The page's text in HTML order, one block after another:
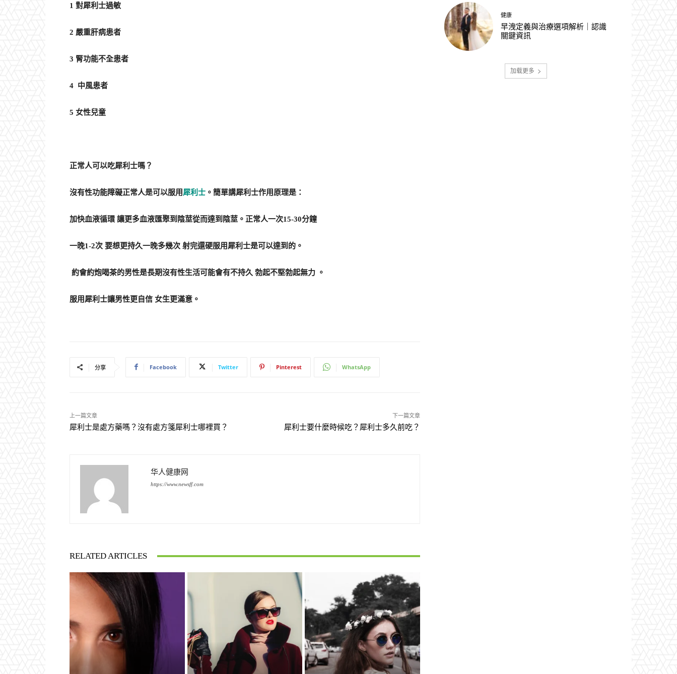
1 對犀利士過敏
2 嚴重肝病患者
3 腎功能不全患者
4 中風患者
5 女性兒童
正常人可以吃犀利士嗎？
沒有性功能障礙正常人是可以服用犀利士 。簡單講犀利士作用原理是：
加快血液循環 讓更多血液匯聚到陰莖從而達到陰莖。正常人一次15-30分鐘
一晚1-2次 要想更持久一晚多幾次 射完還硬服用犀利士是可以達到的。
約會約炮喝茶的男性是長期沒有性生活可能會有不持久 勃起不堅勃起無力 。
服用犀利士讓男性更自信 女生更滿意。
分享 Facebook Twitter Pinterest WhatsApp
上一篇文章
犀利士是處方藥嗎？沒有處方箋犀利士哪裡買？
下一篇文章
犀利士要什麼時候吃？犀利士多久前吃？
华人健康网
https://www.newsff.com
RELATED ARTICLES
健康
早洩定義與治療選項解析｜認識
關鍵資訊
加载更多